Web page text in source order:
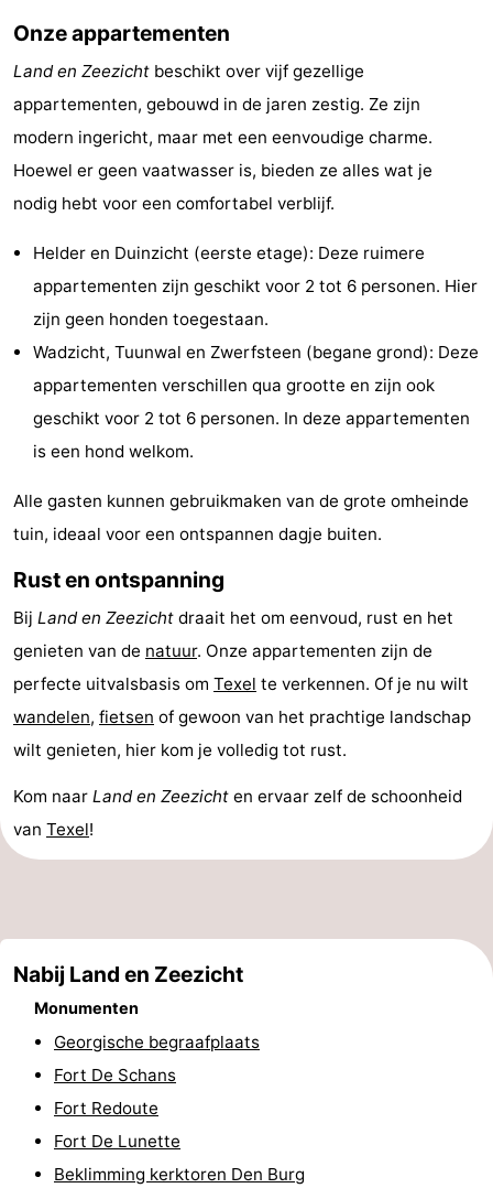
Holland
Land
en
Zeezicht
-
Strandhuys
-
Strandplevier
(&
Campings
Eibernest
Park
Texel
Buytenveldt
De
Krim
-
EuroParcs
-
Texel
Sluftervallei
-
Villapark
Zien
doen
Bezienswaardigheden
Musea
Monumenten
Onze appartementen
Land en Zeezicht beschikt over vijf gezellige
appartementen, gebouwd in de jaren zestig. Ze zijn
modern ingericht, maar met een eenvoudige charme.
Hoewel er geen vaatwasser is, bieden ze alles wat je
nodig hebt voor een comfortabel verblijf.
Helder en Duinzicht (eerste etage): Deze ruimere
appartementen zijn geschikt voor 2 tot 6 personen. Hier
zijn geen honden toegestaan.
Wadzicht, Tuunwal en Zwerfsteen (begane grond): Deze
appartementen verschillen qua grootte en zijn ook
geschikt voor 2 tot 6 personen. In deze appartementen
is een hond welkom.
Alle gasten kunnen gebruikmaken van de grote omheinde
tuin, ideaal voor een ontspannen dagje buiten.
Rust en ontspanning
Bij Land en Zeezicht draait het om eenvoud, rust en het
genieten van de natuur. Onze appartementen zijn de
perfecte uitvalsbasis om Texel te verkennen. Of je nu wilt
wandelen, fietsen of gewoon van het prachtige landschap
wilt genieten, hier kom je volledig tot rust.
Kom naar Land en Zeezicht en ervaar zelf de schoonheid
van Texel!
Nabij Land en Zeezicht
Monumenten
Georgische begraafplaats
Fort De Schans
Fort Redoute
Fort De Lunette
Beklimming kerktoren Den Burg